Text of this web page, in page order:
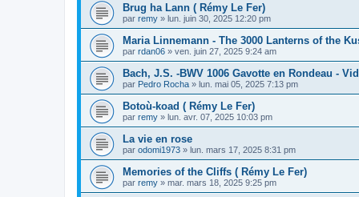
Brug ha Lann ( Rémy Le Fer)
par remy » lun. juin 30, 2025 12:20 pm
Maria Linnemann - The 3000 Lanterns of the
par rdan06 » ven. juin 27, 2025 9:24 am
Bach, J.S. -BWV 1006 Gavotte en Rondeau -
par Pedro Rocha » lun. mai 05, 2025 7:13 pm
Botoù-koad ( Rémy Le Fer)
par remy » lun. avr. 07, 2025 10:03 pm
La vie en rose
par odomi1973 » lun. mars 17, 2025 8:31 pm
Memories of the Cliffs ( Rémy Le Fer)
par remy » mar. mars 18, 2025 9:25 pm